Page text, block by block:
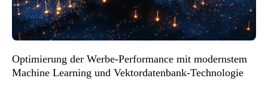
Optimierung der Werbe-Performance mit modernstem
Machine Learning und Vektordatenbank-Technologie